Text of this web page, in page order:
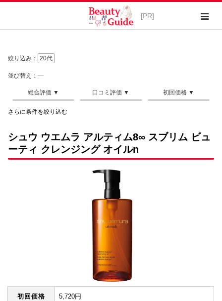
絞り込み： 20代
並び替え：―
さらに条件を絞り込む
シュウ ウエムラ アルティム8∞ スブリム ビュ
ーティ クレンジング オイルn
初回価格 5,720円